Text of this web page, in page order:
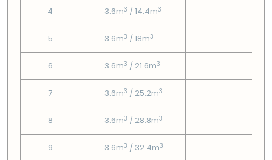
4 3.6m3 / 14.4m3
5 3.6m3 / 18m3
6 3.6m3 / 21.6m3
7 3.6m3 / 25.2m3
8 3.6m3 / 28.8m3
9 3.6m3 / 32.4m3